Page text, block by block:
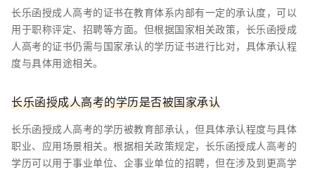
长乐函授成人高考的证书在教育体系内部有一定的承认度，可以
用于职称评定、招聘等方面。但根据国家相关政策，长乐函授成
人高考的证书仍需与国家承认的学历证书进行比对，具体承认程
度与具体用途相关。
长乐函授成人高考的学历是否被国家承认
长乐函授成人高考的学历被教育部承认，但具体承认程度与具体
职业、应用场景相关。根据相关政策规定，长乐函授成人高考的
学历可以用于事业单位、企事业单位的招聘，但在涉及到更高学